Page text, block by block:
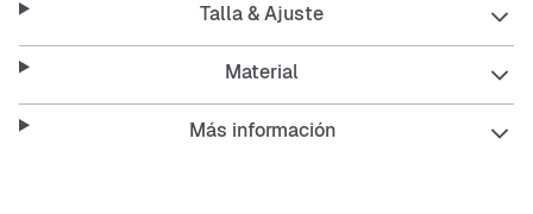
Talla & Ajuste
Material
Más información